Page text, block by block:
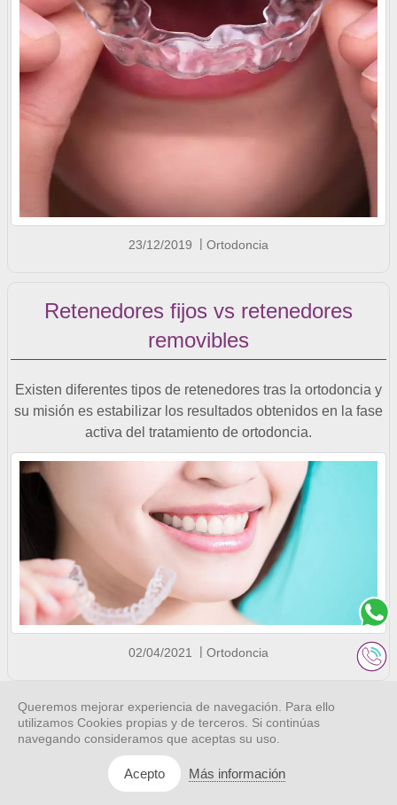
23/12/2019 Ortodoncia
Retenedores fijos vs retenedores
removibles
Existen diferentes tipos de retenedores tras la ortodoncia y
su misión es estabilizar los resultados obtenidos en la fase
activa del tratamiento de ortodoncia.
02/04/2021 Ortodoncia
Prepárate para el Regreso a Clases:
¿Tu Hijo Necesita Ortodoncia?
Queremos mejorar experiencia de navegación. Para ello
utilizamos Cookies propias y de terceros. Si continúas
navegando consideramos que aceptas su uso.
Acepto Más información